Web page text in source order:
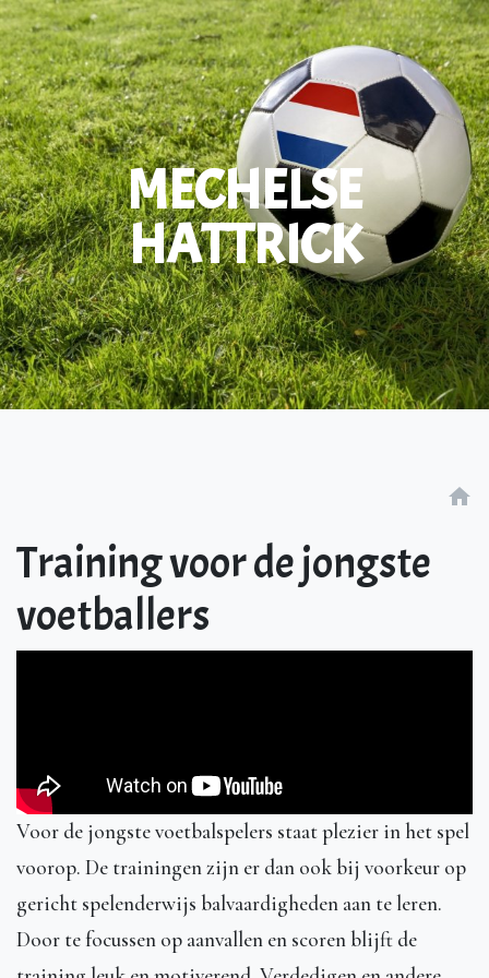
MECHELSE
HATTRICK
home
Training voor de jongste
voetballers
Voor de jongste voetbalspelers staat plezier in het spel
voorop. De trainingen zijn er dan ook bij voorkeur op
gericht spelenderwijs balvaardigheden aan te leren.
Door te focussen op aanvallen en scoren blijft de